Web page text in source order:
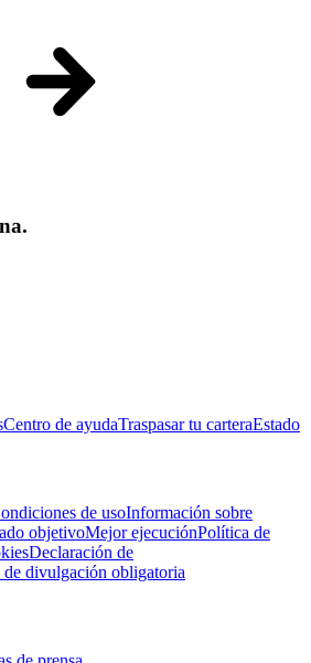
Centro de ayudaTraspasar tu carteraEstado
de usoInformación sobre
objetivoMejor ejecuciónPolítica de
Declaración de
divulgación obligatoria